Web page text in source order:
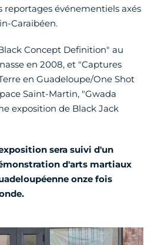
reportages événementiels axés
Caraibéen.
Concept Definition" au
en 2008, et "Captures
en Guadeloupe/One Shot
Saint-Martin, "Gwada
exposition de Black Jack
sera suivi d'un
d'arts martiaux
onze fois